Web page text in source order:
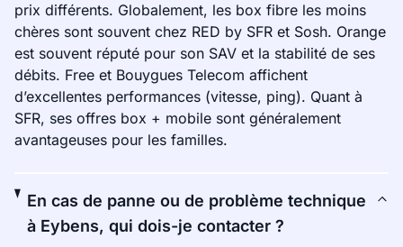
prix différents. Globalement, les box fibre les moins
chères sont souvent chez RED by SFR et Sosh. Orange
est souvent réputé pour son SAV et la stabilité de ses
débits. Free et Bouygues Telecom affichent
d’excellentes performances (vitesse, ping). Quant à
SFR, ses offres box + mobile sont généralement
avantageuses pour les familles.
En cas de panne ou de problème technique
à Eybens, qui dois-je contacter ?